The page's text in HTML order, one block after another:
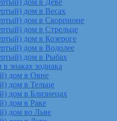
дом в Деве
дом в Весах
дом в Скорпионе
дом в Стрельце
дом в Козероге
дом в Водолее
дом в Рыбах
знаках зодиака
дом в Овне
дом в Тельце
дом в Близнецах
дом в Раке
дом во Льве